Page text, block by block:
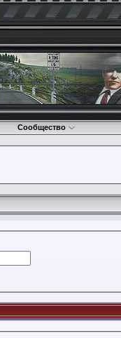
Сообщество